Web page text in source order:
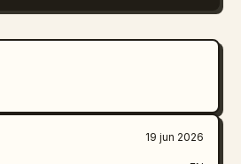
reflejos realistas
aluminio brillante, gotas
composición
HDR, iluminación
trazado de rayos,
fondo con bokeh, 19 jun 2026